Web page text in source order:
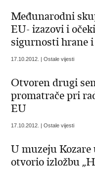
Međunarodni
EU- izazovi i
sigurnosti hrane
17.10.2012. | Ostale vijesti
Otvoren drugi
promatrače pri
EU
17.10.2012. | Ostale vijesti
U muzeju
otvorio izložbu